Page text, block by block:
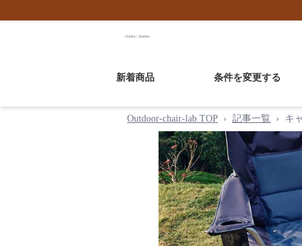
新着商品 条件を変更する
Outdoor-chair-lab TOP › 記事一覧 › キ